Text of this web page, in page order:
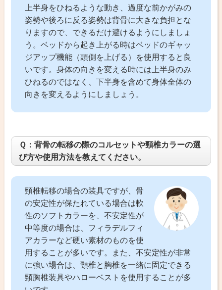
上半身をひねるような動き、過度な前かがみの
姿勢や後ろに反る姿勢は背骨に大きな負担とな
りますので、できるだけ避けるようにしましょ
う。ベッドから起き上がる時はベッドのギャッ
ジアップ機能（頭側を上げる）を使用すると良
いです。身体の向きを変える時には上半身のみ
ひねるのではなく、下半身を含めて身体全体の
向きを変えるようにしましょう。
Ｑ：背骨の転移の際のコルセットや頸椎カラーの選
び方や使用方法を教えてください。
頸椎転移の場合の装具ですが、骨
の安定性が保たれている場合は軟
性のソフトカラーを、不安定性が
中等度の場合は、フィラデルフィ
アカラーなど硬い素材のものを使
用することが多いです。また、不安定性が非常
に強い場合は、頸椎と胸椎を一緒に固定できる
頸胸椎装具やハローベストを使用することが多